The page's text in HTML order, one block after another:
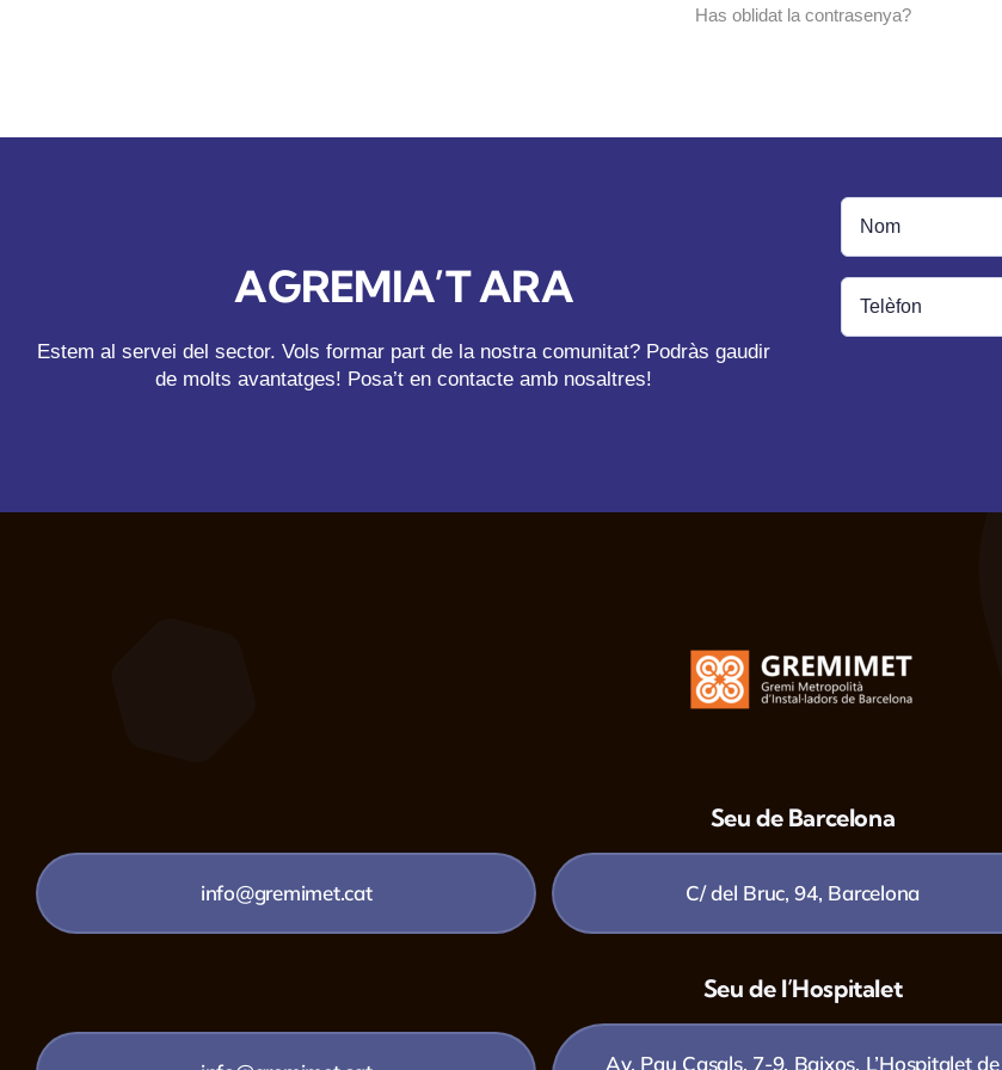
Has oblidat la contrasenya?
AGREMIA’T ARA
Estem al servei del sector. Vols formar part de la nostra comunitat? Podràs gaudir
de molts avantatges! Posa’t en contacte amb nosaltres!
Seu de Barcelona
info@gremimet.cat C/ del Bruc, 94, Barcelona
Seu de l’Hospitalet
Av. Pau Casals, 7-9, Baixos, L’Hospitalet de